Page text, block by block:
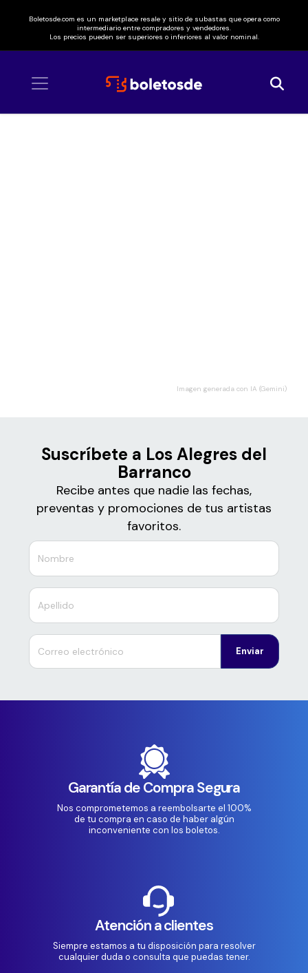
Boletosde.com es un marketplace resale y sitio de subastas que opera como
intermediario entre compradores y vendedores.
Los precios pueden ser superiores o inferiores al valor nominal.
Imagen generada con IA (Gemini)
Suscríbete a Los Alegres del
Barranco
Recibe antes que nadie las fechas,
preventas y promociones de tus artistas
favoritos.
Enviar
Garantía de Compra Segura
Nos comprometemos a reembolsarte el 100%
de tu compra en caso de haber algún
inconveniente con los boletos.
Atención a clientes
Siempre estamos a tu disposición para resolver
cualquier duda o consulta que puedas tener.